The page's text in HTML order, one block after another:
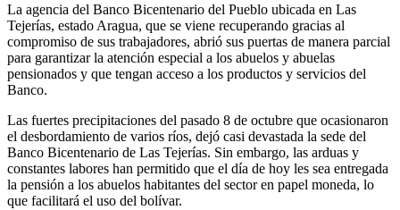
La agencia del Banco Bicentenario del Pueblo ubicada en Las
Tejerías, estado Aragua, que se viene recuperando gracias al
compromiso de sus trabajadores, abrió sus puertas de manera parcial
para garantizar la atención especial a los abuelos y abuelas
pensionados y que tengan acceso a los productos y servicios del
Banco.
Las fuertes precipitaciones del pasado 8 de octubre que ocasionaron
el desbordamiento de varios ríos, dejó casi devastada la sede del
Banco Bicentenario de Las Tejerías. Sin embargo, las arduas y
constantes labores han permitido que el día de hoy les sea entregada
la pensión a los abuelos habitantes del sector en papel moneda, lo
que facilitará el uso del bolívar.